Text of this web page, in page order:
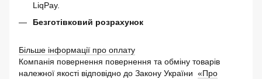
LiqPay.
Безготівковий розрахунок
Більше інформації про оплату
Компанія повернення повернення та обміну товарів
належної якості відповідно до Закону України «Про